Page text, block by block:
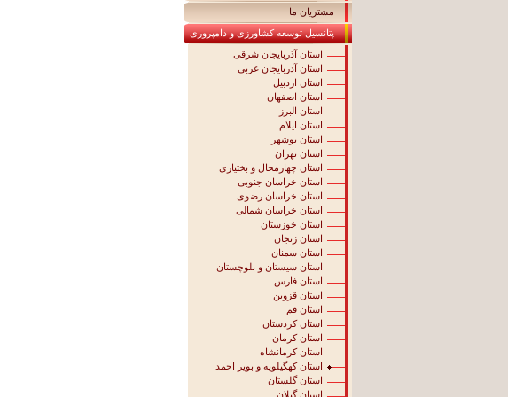
مشتریان ما
پتانسیل توسعه کشاورزی و دامپروری
استان آذربایجان شرقی
استان آذربایجان غربی
استان اردبیل
استان اصفهان
استان البرز
استان ایلام
استان بوشهر
استان تهران
استان چهارمحال و بختیاری
استان خراسان جنوبی
استان خراسان رضوی
استان خراسان شمالی
استان خوزستان
استان زنجان
استان سمنان
استان سیستان و بلوچستان
استان فارس
استان قزوین
استان قم
استان کردستان
استان کرمان
استان کرمانشاه
استان کهگیلویه و بویر احمد
استان گلستان
استان گیلان